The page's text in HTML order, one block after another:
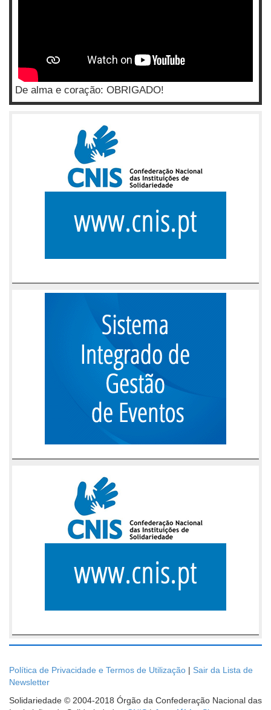
De alma e coração: OBRIGADO!
Política de Privacidade e Termos de Utilização | Sair da Lista de
Newsletter
Solidariedade © 2004-2018 Órgão da Confederação Nacional das